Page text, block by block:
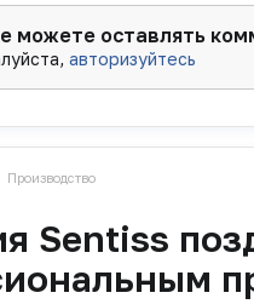
можете оставлять
авторизуйтесь
Производство
Sentiss